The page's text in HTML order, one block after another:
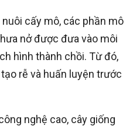
cấy mô, các phần mô
nở được đưa vào môi
hình thành chồi. Từ đó,
rễ và huấn luyện trước
nghệ cao, cây giống